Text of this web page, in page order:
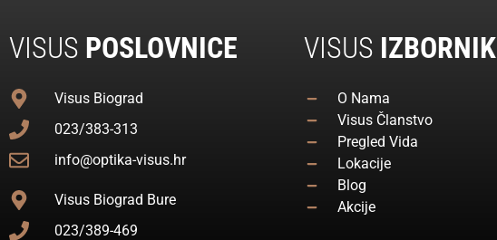
VISUS POSLOVNICE
Visus Biograd
023/383-313
info@optika-visus.hr
Visus Biograd Bure
023/389-469
VISUS IZBORNIK
O Nama
Visus Članstvo
Pregled Vida
Lokacije
Blog
Akcije